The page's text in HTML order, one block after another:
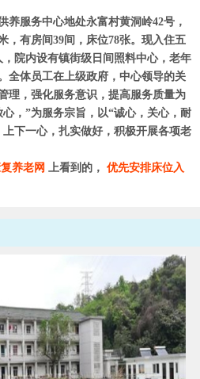
养服务中心地处永富村黄洞岭42号，
，有房间39间，床位78张。现入住五
院内设有镇街级日间照料中心，老年
全体员工在上级政府，中心领导的关
理，强化服务意识，提高服务质量为
，”为服务宗旨，以“诚心，关心，耐
下一心，扎实做好，积极开展各项老
养老网 上看到的， 优先安排床位入